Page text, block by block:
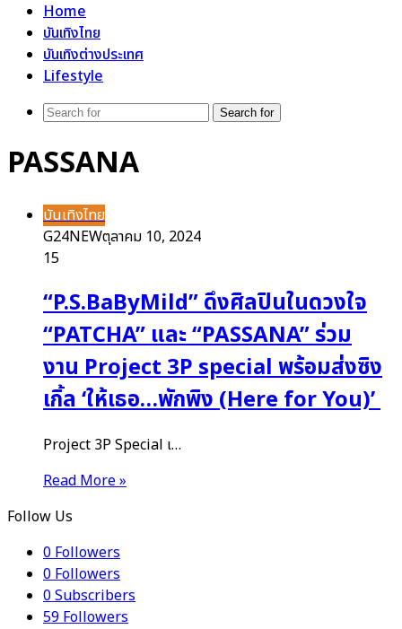
Home
บันเทิงไทย
บันเทิงต่างประเทศ
Lifestyle
Search for
PASSANA
บันเทิงไทย
G24NEWตุลาคม 10, 2024
15
“P.S.BaByMild” ดึงศิลปินในดวงใจ
“PATCHA” และ “PASSANA” ร่วม
งาน Project 3P special พร้อมส่งซิง
เกิ้ล ‘ให้เธอ…พักพิง (Here for You)’
Project 3P Special เ…
Read More »
Follow Us
0 Followers
0 Followers
0Subscribers
59 Followers